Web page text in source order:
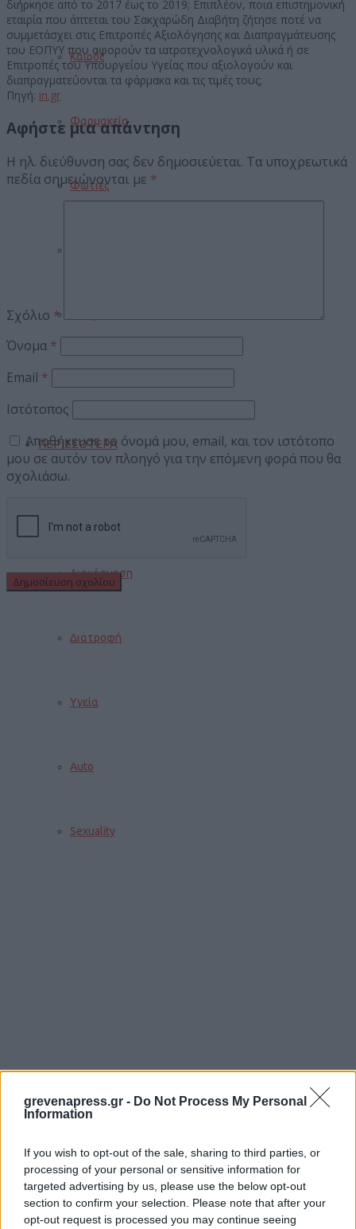
grevenapress.gr - Do Not Process My Personal
Information
If you wish to opt-out of the sale, sharing to third parties, or
processing of your personal or sensitive information for
targeted advertising by us, please use the below opt-out
section to confirm your selection. Please note that after your
opt-out request is processed you may continue seeing
Καιρός
Φαρμακεία
Φωτιές
ΠΕΡΙΣΣΟΤΕΡΑ
Διακόσμηση
Διατροφή
Υγεία
Auto
Sexuality
διήρκησε από το 2017 έως το 2019; Επιπλέον, ποια επιστημονική
εταιρία που άπτεται του Σακχαρώδη Διαβήτη ζήτησε ποτέ να
συμμετάσχει στις Επιτροπές Αξιολόγησης και Διαπραγμάτευσης
του ΕΟΠΥΥ που αφορούν τα ιατροτεχνολογικά υλικά ή σε
Επιτροπές του Υπουργείου Υγείας που αξιολογούν και
διαπραγματεύονται τα φάρμακα και τις τιμές τους;
Πηγή: in.gr
Αφήστε μια απάντηση
Η ηλ. διεύθυνση σας δεν δημοσιεύεται. Τα υποχρεωτικά
πεδία σημειώνονται με *
Σχόλιο *
Όνομα *
Email *
Ιστότοπος
Αποθήκευσε το όνομά μου, email, και τον ιστότοπο
μου σε αυτόν τον πλοηγό για την επόμενη φορά που θα
σχολιάσω.